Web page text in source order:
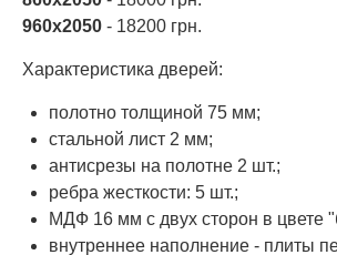
960х2050 - 18200 грн.
Характеристика дверей:
полотно толщиной 75 мм;
стальной лист 2 мм;
антисрезы на полотне 2 шт.;
ребра жесткости: 5 шт.;
МДФ 16 мм с двух сторон в цвете
внутреннее наполнение - плиты